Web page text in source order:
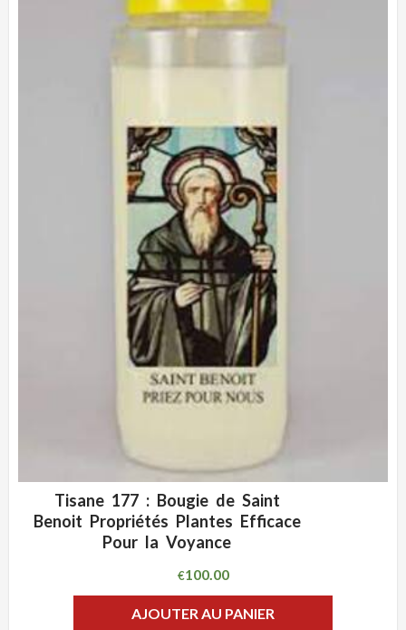
ADD WISHLIST
Tisane 177 : Bougie de Saint
Benoit Propriétés Plantes Efficace
Pour la Voyance
€100.00
AJOUTER AU PANIER